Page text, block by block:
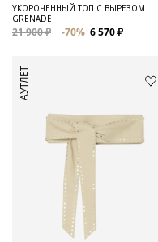
УКОРОЧЕННЫЙ ТОП С ВЫРЕЗОМ
GRENADE
21 900 ₽ -70% 6 570 ₽
АУТЛЕТ